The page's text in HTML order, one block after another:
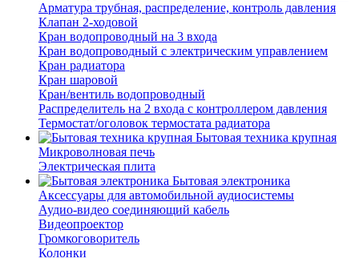
Арматура трубная, распределение, контроль давления
Клапан 2-ходовой
Кран водопроводный на 3 входа
Кран водопроводный с электрическим управлением
Кран радиатора
Кран шаровой
Кран/вентиль водопроводный
Распределитель на 2 входа с контроллером давления
Термостат/оголовок термостата радиатора
Бытовая техника крупная
Микроволновая печь
Электрическая плита
Бытовая электроника
Аксессуары для автомобильной аудиосистемы
Аудио-видео соединяющий кабель
Видеопроектор
Громкоговоритель
Колонки